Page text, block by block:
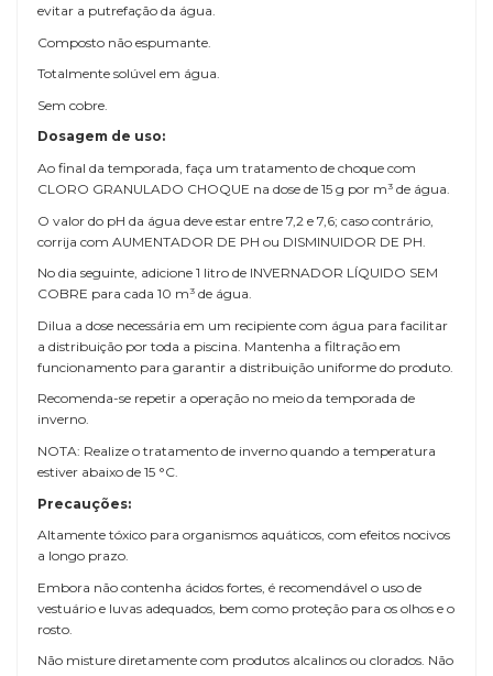
evitar a putrefação da água.
Composto não espumante.
Totalmente solúvel em água.
Sem cobre.
Dosagem de uso:
Ao final da temporada, faça um tratamento de choque com
CLORO GRANULADO CHOQUE na dose de 15 g por m³ de água.
O valor do pH da água deve estar entre 7,2 e 7,6; caso contrário,
corrija com AUMENTADOR DE PH ou DISMINUIDOR DE PH.
No dia seguinte, adicione 1 litro de INVERNADOR LÍQUIDO SEM
COBRE para cada 10 m³ de água.
Dilua a dose necessária em um recipiente com água para facilitar
a distribuição por toda a piscina. Mantenha a filtração em
funcionamento para garantir a distribuição uniforme do produto.
Recomenda-se repetir a operação no meio da temporada de
inverno.
NOTA: Realize o tratamento de inverno quando a temperatura
estiver abaixo de 15 °C.
Precauções:
Altamente tóxico para organismos aquáticos, com efeitos nocivos
a longo prazo.
Embora não contenha ácidos fortes, é recomendável o uso de
vestuário e luvas adequados, bem como proteção para os olhos e o
rosto.
Não misture diretamente com produtos alcalinos ou clorados. Não